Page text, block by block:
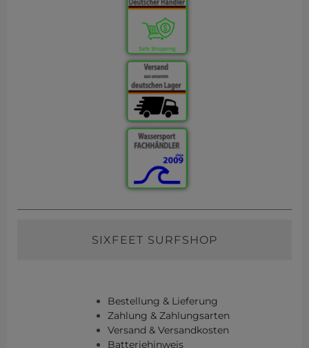
SIXFEET SURFSHOP
Bestellung & Lieferung
Zahlung & Zahlungsarten
Versand & Versandkosten
Batteriehinweis